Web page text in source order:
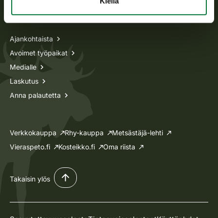
Tietoa meistä
Ajankohtaista
Avoimet työpaikat
Medialle
Laskutus
Anna palautetta
Verkkokauppa Rhy-kauppa
Metsästäjä-lehti
Vieraspeto.fi
Kosteikko.fi Oma riista
Takaisin ylös